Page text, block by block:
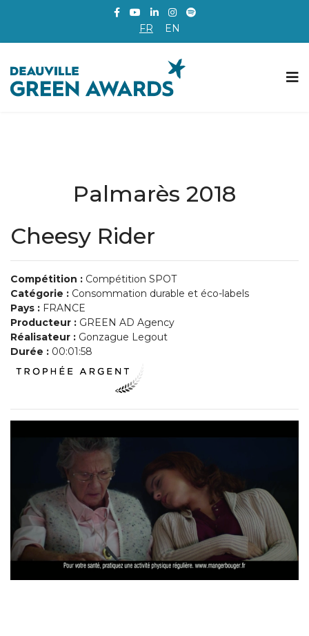
FR EN
Palmarès 2018
Cheesy Rider
Compétition : Compétition SPOT
Catégorie : Consommation durable et éco-labels
Pays : FRANCE
Producteur : GREEN AD Agency
Réalisateur : Gonzague Legout
Durée : 00:01:58